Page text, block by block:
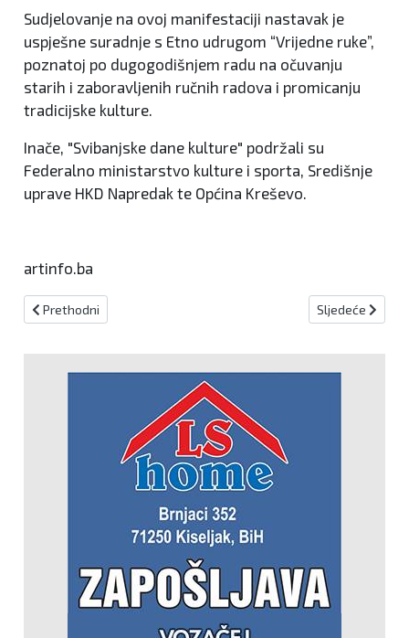
Sudjelovanje na ovoj manifestaciji nastavak je
uspješne suradnje s Etno udrugom “Vrijedne ruke”,
poznatoj po dugogodišnjem radu na očuvanju
starih i zaboravljenih ručnih radova i promicanju
tradicijske kulture.
Inače, "Svibanjske dane kulture" podržali su
Federalno ministarstvo kulture i sporta, Središnje
uprave HKD Napredak te Općina Kreševo.
artinfo.ba
Prethodni članak: NOVA BILA Festival smijeha oduševio, zabavio
Prethodni Sljedeći
Sljedeće